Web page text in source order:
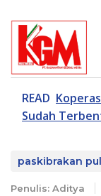
READ
Sudah
paskibrakan
Penulis: Aditya